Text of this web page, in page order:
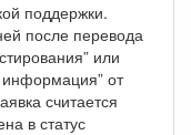
поддержки.
после перевода
или
от
считается
в статус